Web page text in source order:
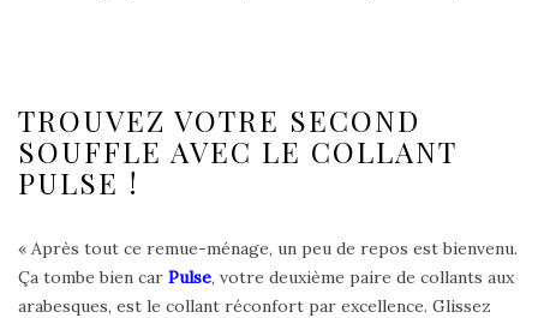
TROUVEZ VOTRE SECOND
SOUFFLE AVEC LE COLLANT
PULSE !
« Après tout ce remue-ménage, un peu de repos est bienvenu.
Ça tombe bien car Pulse, votre deuxième paire de collants aux
arabesques, est le collant réconfort par excellence. Glissez